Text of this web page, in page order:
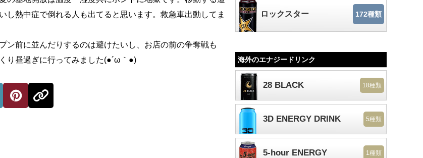
し熱中症で倒れる人も出てると思います。救急車出動してま
ン前に並んだりするのは避けたいし、お店の前の争奪戦も
り昼過ぎに行ってみました(●´ω｀●)
ロックスター 172種類
海外のエナジードリンク
28 BLACK 18種類
3D ENERGY DRINK 5種類
5-hour ENERGY 1種類